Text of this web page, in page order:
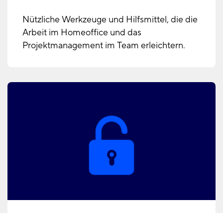
Nützliche Werkzeuge und Hilfsmittel, die die
Arbeit im Homeoffice und das
Projektmanagement im Team erleichtern.